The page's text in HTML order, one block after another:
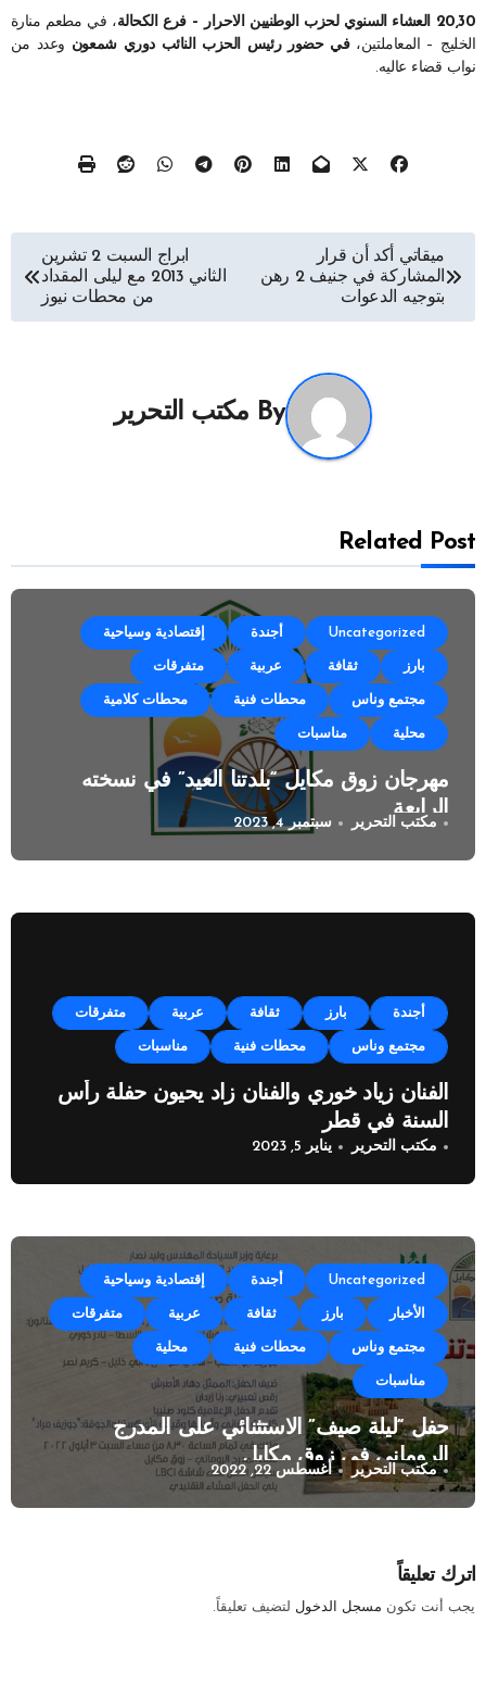
20,30 العشاء السنوي لحزب الوطنيين الاحرار – فرع الكحالة
، في مطعم منارة
الخليج – المعاملتين، في حضور رئيس الحزب النائب دوري شمعون وعدد من
نواب قضاء عاليه.
تصفّح
المقالات
ميقاتي أكد أن قرار
المشاركة في جنيف 2 رهن
بتوجيه الدعوات
ابراج السبت 2 تشرين
الثاني 2013 مع ليلى المقداد
من محطات نيوز
By مكتب التحرير
Related Post
Uncategorized أجندة إقتصادية وسياحية
بارز ثقافة عربية متفرقات
مجتمع وناس محطات فنية محطات كلامية
محلية مناسبات
مهرجان زوق مكايل “بلدتنا العيد” في نسخته
الرابعة
مكتب التحرير سبتمبر 4, 2023
أجندة بارز ثقافة عربية متفرقات
مجتمع وناس محطات فنية مناسبات
الفنان زياد خوري والفنان زاد يحيون حفلة رأس
السنة في قطر
مكتب التحرير يناير 5, 2023
Uncategorized أجندة إقتصادية وسياحية
الأخبار بارز ثقافة عربية متفرقات
مجتمع وناس محطات فنية محلية
مناسبات
حفل “ليلة صيف” الاستثنائي على المدرج
الروماني في زوق مكايل
مكتب التحرير أغسطس 22, 2022
اترك تعليقاً
يجب أنت تكون مسجل الدخول لتضيف تعليقاً.